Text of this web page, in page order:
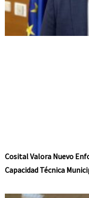
Cosital Valora Nuevo
Capacidad Técnica